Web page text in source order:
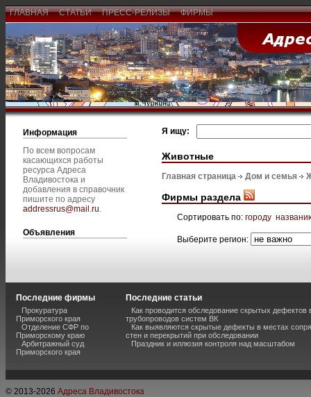
ГЛАВНАЯ СТАТЬИ ПРЕСС-РЕЛИЗЫ ФИРМЫ
Информация
По всем вопросам
касающихся работы
ресурса Адреса
Владивостока и
добавления в справочник
пишите по адресу
addressrus@mail.ru.
Объявления
Я ищу:
Животные
Главная страница Дом и семья
Фирмы раздела
Сортировать по: городу
Выберите регион:
Последние фирмы
Прокуратура
Приморского края
Отделение СФР по
Приморскому краю
Арбитражный суд
Приморского края
Последние статьи
Как проводится обследование скрытых дефектов
трубопроводов систем ВК
Как выявляются скрытые дефекты в местах
стен и перекрытий при обследовании
Праздник и иллюзия контроля над масштабом
© 2013-2026 Адреса Владивостока